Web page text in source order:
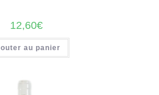
12,60€
au panier